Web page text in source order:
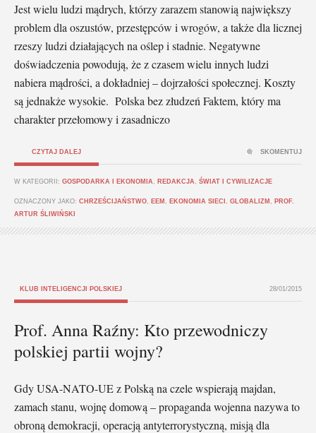
Jest wielu ludzi mądrych, którzy zarazem stanowią największy
problem dla oszustów, przestępców i wrogów, a także dla licznej
rzeszy ludzi działających na oślep i stadnie. Negatywne
doświadczenia powodują, że z czasem wielu innych ludzi
nabiera mądrości, a dokładniej – dojrzałości społecznej. Koszty
są jednakże wysokie. Polska bez złudzeń Faktem, który ma
charakter przełomowy i zasadniczo
CZYTAJ DALEJ
W KATEGORII: GOSPODARKA I EKONOMIA REDAKCJA ŚWIAT I CYWILIZACJE
OZNACZONY JAKO: CHRZEŚCIJAŃSTWO EEM EKONOMIA SIECI GLOBALIZM
PROF.
ARTUR ŚLIWIŃSKI
SKOMENTUJ
KLUB INTELIGENCJI POLSKIEJ 28/01/2015
Prof. Anna Raźny: Kto przewodniczy
polskiej partii wojny?
Gdy USA-NATO-UE z Polską na czele wspierają majdan,
zamach stanu, wojnę domową – propaganda wojenna nazywa to
obroną demokracji, operacją antyterrorystyczną, misją dla